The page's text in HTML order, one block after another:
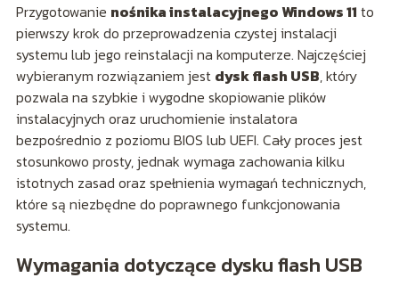
Przygotowanie nośnika instalacyjnego Windows 11 to
pierwszy krok do przeprowadzenia czystej instalacji
systemu lub jego reinstalacji na komputerze. Najczęściej
wybieranym rozwiązaniem jest dysk flash USB, który
pozwala na szybkie i wygodne skopiowanie plików
instalacyjnych oraz uruchomienie instalatora
bezpośrednio z poziomu BIOS lub UEFI. Cały proces jest
stosunkowo prosty, jednak wymaga zachowania kilku
istotnych zasad oraz spełnienia wymagań technicznych,
które są niezbędne do poprawnego funkcjonowania
systemu.
Wymagania dotyczące dysku flash USB